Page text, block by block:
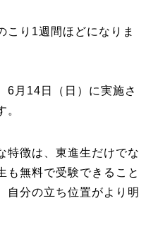
こり1週間ほどになりま
6月14日（日）に実施さ
。
特徴は、東進生だけでな
も無料で受験できること
自分の立ち位置がより明